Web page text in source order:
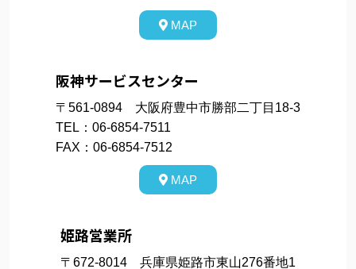
MAP
阪神サービスセンター
〒561-0894 大阪府豊中市勝部二丁目18-3
TEL：06-6854-7511
FAX：06-6854-7512
MAP
姫路営業所
〒672-8014 兵庫県姫路市東山276番地1